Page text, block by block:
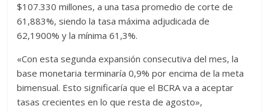
$107.330 millones, a una tasa promedio de corte de
61,883%, siendo la tasa máxima adjudicada de
62,1900% y la mínima 61,3%.
«Con esta segunda expansión consecutiva del mes, la
base monetaria terminaría 0,9% por encima de la meta
bimensual. Esto significaría que el BCRA va a aceptar
tasas crecientes en lo que resta de agosto»,